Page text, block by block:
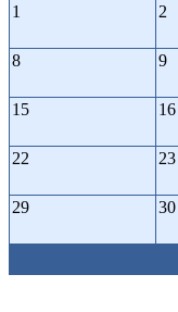
1
2
8 9
15 16
22 23
29 30